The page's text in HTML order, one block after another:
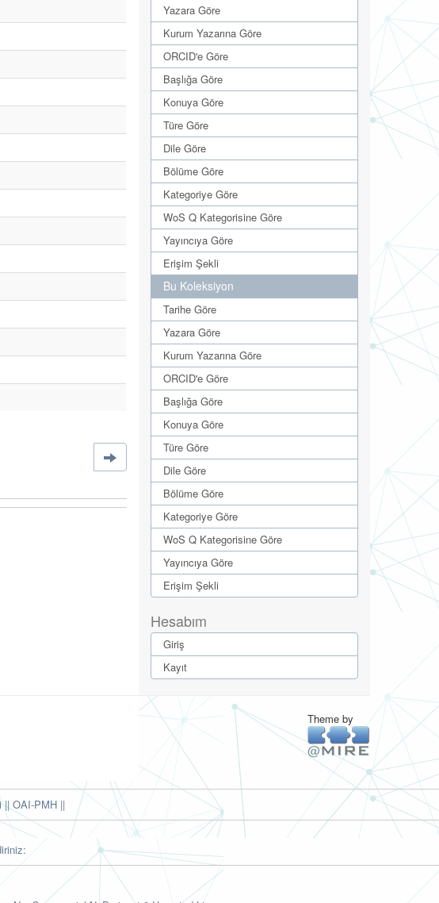
Yazara Göre
Kurum Yazarına Göre
ORCID'e Göre
Başlığa Göre
Konuya Göre
Türe Göre
Dile Göre
Bölüme Göre
Kategoriye Göre
WoS Q Kategorisine Göre
Yayıncıya Göre
Erişim Şekli
Bu Koleksiyon
Tarihe Göre
Yazara Göre
Kurum Yazarına Göre
ORCID'e Göre
Başlığa Göre
Konuya Göre
Türe Göre
Dile Göre
Bölüme Göre
Kategoriye Göre
WoS Q Kategorisine Göre
Yayıncıya Göre
Erişim Şekli
Hesabım
Giriş
Kayıt
Theme by
||OAI-PMH ||